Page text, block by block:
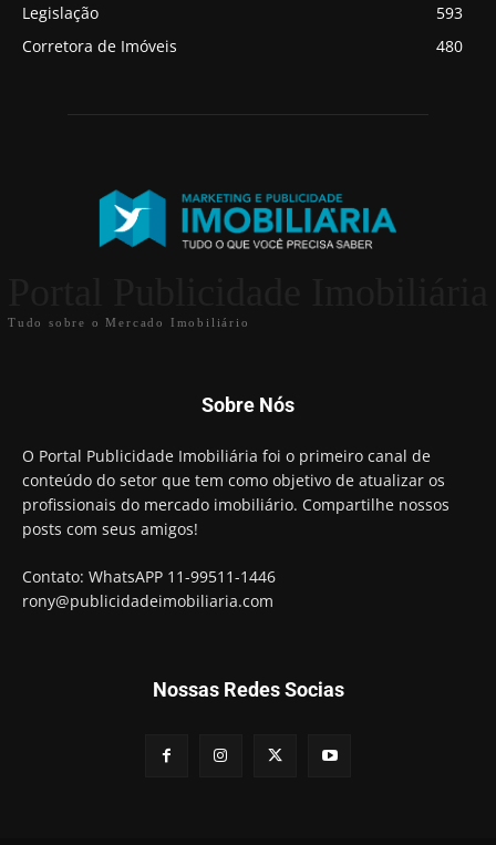
Legislação
593
Corretora de Imóveis
480
Tudo sobre o Mercado Imobiliário
Sobre Nós
O Portal Publicidade Imobiliária foi o primeiro canal de
conteúdo do setor que tem como objetivo de atualizar os
profissionais do mercado imobiliário. Compartilhe nossos
posts com seus amigos!
Contato: WhatsAPP 11-99511-1446
rony@publicidadeimobiliaria.com
Nossas Redes Socias